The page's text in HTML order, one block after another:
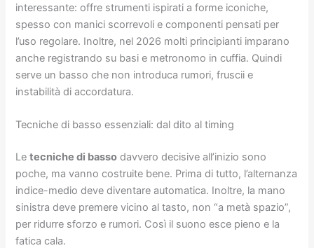
interessante: offre strumenti ispirati a forme iconiche,
spesso con manici scorrevoli e componenti pensati per
l’uso regolare. Inoltre, nel 2026 molti principianti imparano
anche registrando su basi e metronomo in cuffia. Quindi
serve un basso che non introduca rumori, fruscii e
instabilità di accordatura.
Tecniche di basso essenziali: dal dito al timing
Letecniche di basso davvero decisive all’inizio sono
poche, ma vanno costruite bene. Prima di tutto, l’alternanza
indice-medio deve diventare automatica. Inoltre, la mano
sinistra deve premere vicino al tasto, non “a metà spazio”,
per ridurre sforzo e rumori. Così il suono esce pieno e la
fatica cala.